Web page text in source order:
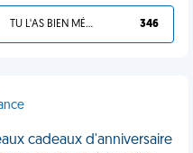
TU L'AS BIEN MÉRITÉ 346
cadeaux d'anniversaire